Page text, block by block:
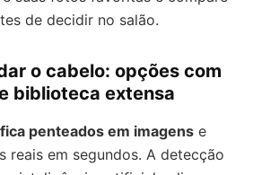
de decidir no salão.
o cabelo: opções com
biblioteca extensa
penteados em imagens e
reais em segundos. A detecção